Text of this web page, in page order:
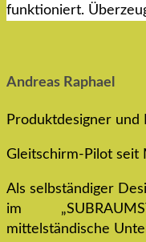
funktioniert.
Andreas Raphael
Produktdesigner und
Gleitschirm-Pilot seit
Als selbständiger
im
mittelständische